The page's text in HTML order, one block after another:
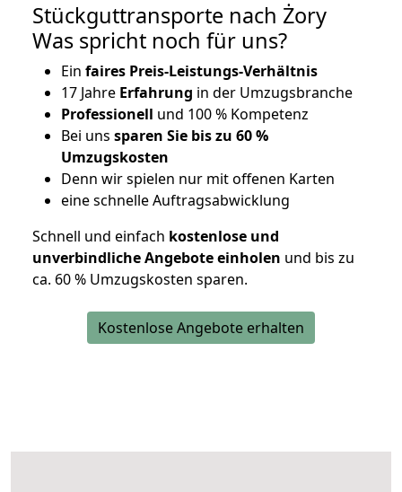
Stückguttransporte nach Żory
Was spricht noch für uns?
Ein faires Preis-Leistungs-Verhältnis
17 Jahre Erfahrung in der Umzugsbranche
Professionell und 100 % Kompetenz
Bei uns sparen Sie bis zu 60 %
Umzugskosten
Denn wir spielen nur mit offenen Karten
eine schnelle Auftragsabwicklung
Schnell und einfach kostenlose und
unverbindliche Angebote einholen und bis zu
ca. 60 % Umzugskosten sparen.
Kostenlose Angebote erhalten